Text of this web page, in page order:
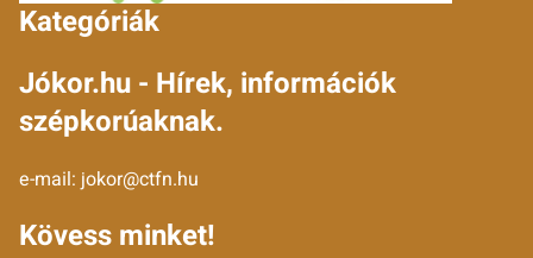
Kategóriák
Jókor.hu - Hírek, információk
szépkorúaknak.
e-mail: jokor@ctfn.hu
Kövess minket!